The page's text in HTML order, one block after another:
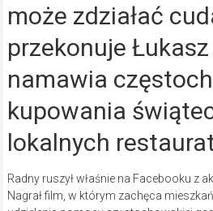
może zdziałać
przekonuje
namawia
kupowania
lokalnych
Radny ruszył właśnie na Facebooku z
Nagrał film, w którym zachęca